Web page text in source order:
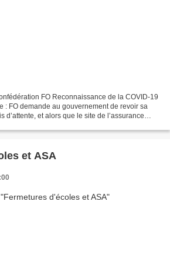
FO Reconnaissance de la COVID-19
: FO demande au gouvernement de revoir sa
d’attente, et alors que le site de l’assurance
et ASA